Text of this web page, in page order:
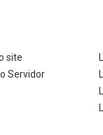
site
Servidor